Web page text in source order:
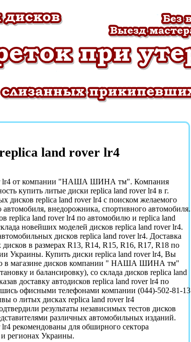
land rover lr4
lr4 от компании "НАША ШИНА тм". Компания
купить литые диски replica land rover lr4 в г.
дисков replica land rover lr4 c поиском желаемого
автомобиля, внедорожника, спортивного автомобиля.
replica land rover lr4 по автомобилю и replica land
новейших моделей дисков replica land rover lr4.
дисков replica land rover lr4. Доставка
в размерах R13, R14, R15, R16, R17, R18 по
Украины. Купить диски replica land rover lr4, Вы
в магазине дисков компании " НАША ШИНА тм"
и балансировку), со склада дисков replica land
доставку автодисков replica land rover lr4 по
офисными телефонами компании (044)-502-81-13
о литых дисках replica land rover lr4
результаты независимых тестов дисков
различных автомобильных изданий.
рекомендованы для обширного сектора
регионах Украины.